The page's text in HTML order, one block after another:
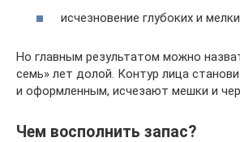
исчезновение глубоких и
Но главным результатом можно
семь» лет долой. Контур лица
и оформленным, исчезают мешки и
Чем восполнить запас?